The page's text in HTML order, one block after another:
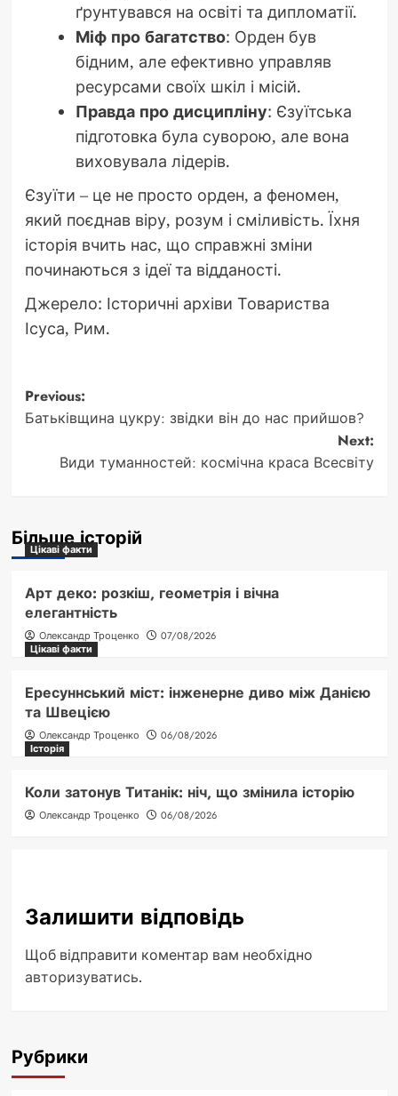
ґрунтувався на освіті та дипломатії.
Міф про багатство: Орден був
бідним, але ефективно управляв
ресурсами своїх шкіл і місій.
Правда про дисципліну: Єзуїтська
підготовка була суворою, але вона
виховувала лідерів.
Єзуїти – це не просто орден, а феномен,
який поєднав віру, розум і сміливість. Їхня
історія вчить нас, що справжні зміни
починаються з ідеї та відданості.
Джерело: Історичні архіви Товариства
Ісуса, Рим.
Post
navigation
Previous:
Батьківщина цукру: звідки він до нас прийшов?
Next:
Види туманностей: космічна краса Всесвіту
Більше історій
Цікаві факти
Арт деко: розкіш, геометрія і вічна
елегантність
Олександр Троценко
07/08/2026
Цікаві факти
Ересуннський міст: інженерне диво між Данією
та Швецією
Олександр Троценко
06/08/2026
Історія
Коли затонув Титанік: ніч, що змінила історію
Олександр Троценко 06/08/2026
Залишити відповідь
Щоб відправити коментар вам необхідно
авторизуватись.
Рубрики